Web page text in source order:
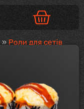
» Роли для сетів